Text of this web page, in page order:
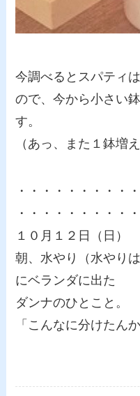
今調べるとスパティ
ので、今から小さい
す。
（あっ、また１鉢増
・・・・・・・・・
・・・・・・・・・
１０月１２日（日）
朝、水やり（水やり
にベランダに出た
ダンナのひとこと。
「こんなに分けたん